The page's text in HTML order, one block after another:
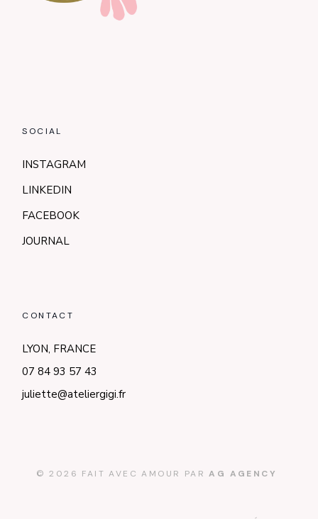
SOCIAL
INSTAGRAM
LINKEDIN
FACEBOOK
JOURNAL
CONTACT
LYON, FRANCE
07 84 93 57 43
juliette@ateliergigi.fr
© 2026 FAIT AVEC AMOUR PARAG AGENCY